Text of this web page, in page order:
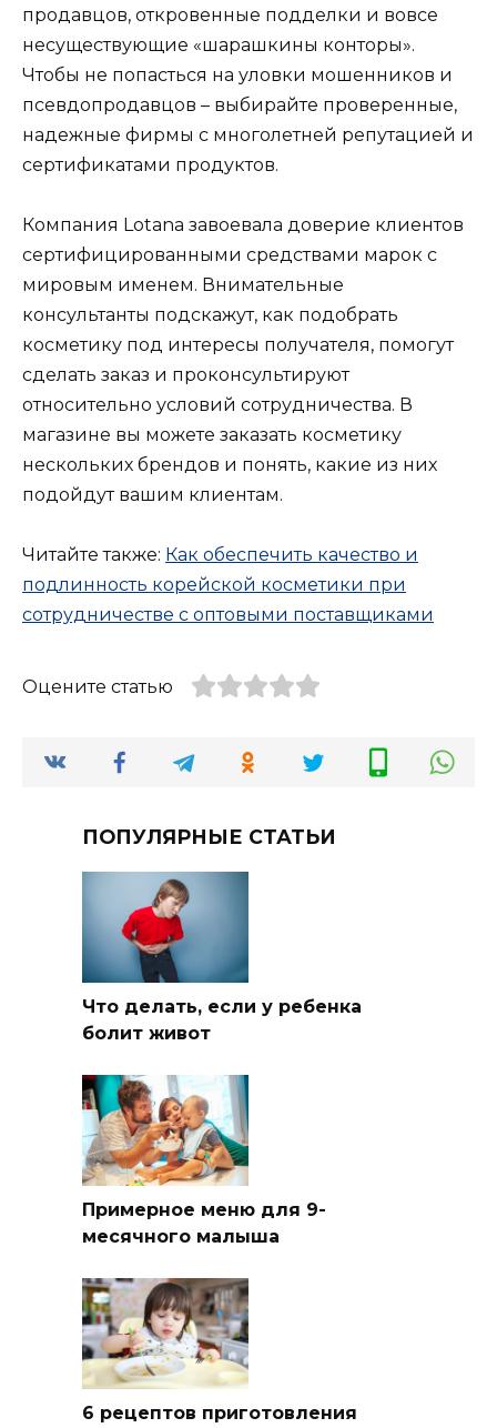
продавцов, откровенные подделки и вовсе
несуществующие «шарашкины конторы».
Чтобы не попасться на уловки мошенников и
псевдопродавцов – выбирайте проверенные,
надежные фирмы с многолетней репутацией и
сертификатами продуктов.
Компания Lotana завоевала доверие клиентов
сертифицированными средствами марок с
мировым именем. Внимательные
консультанты подскажут, как подобрать
косметику под интересы получателя, помогут
сделать заказ и проконсультируют
относительно условий сотрудничества. В
магазине вы можете заказать косметику
нескольких брендов и понять, какие из них
подойдут вашим клиентам.
Читайте также: Как обеспечить качество и
подлинность корейской косметики при
сотрудничестве с оптовыми поставщиками
Оцените статью
ПОПУЛЯРНЫЕ СТАТЬИ
Что делать, если у ребенка
болит живот
Примерное меню для 9-
месячного малыша
6 рецептов приготовления